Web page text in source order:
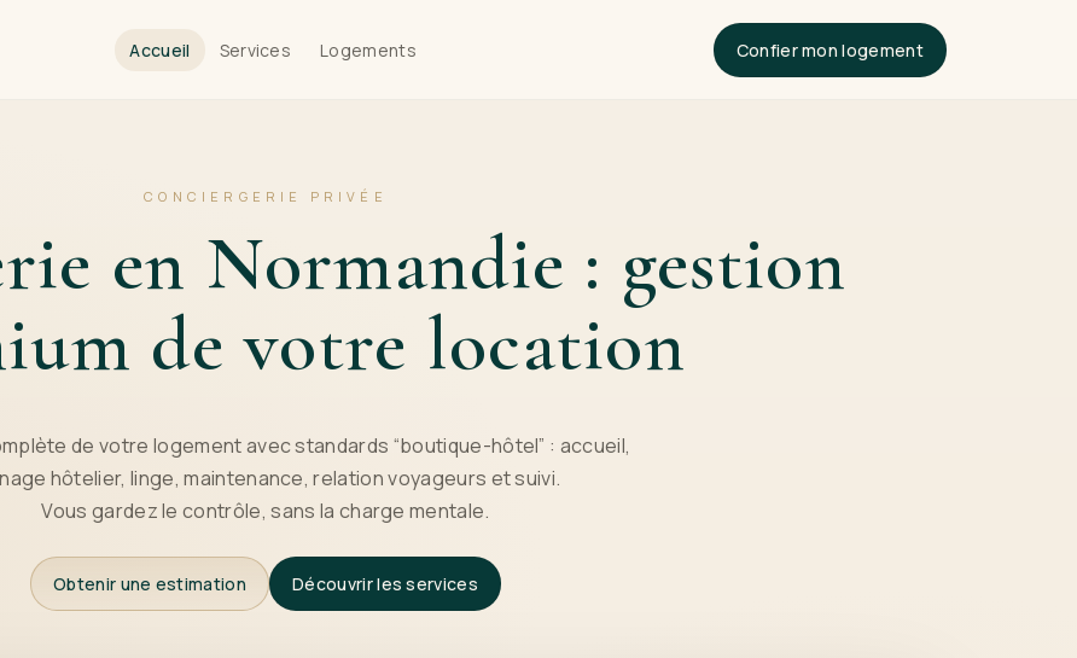
Accueil Services Logements Confier mon logement
CONCIERGERIE PRIVÉE
en Normandie : gestion
de votre location
de votre logement avec standards “boutique-hôtel” : accueil,
hôtelier, linge, maintenance, relation voyageurs et suivi.
Vous gardez le contrôle, sans la charge mentale.
Obtenir une estimation Découvrir les services